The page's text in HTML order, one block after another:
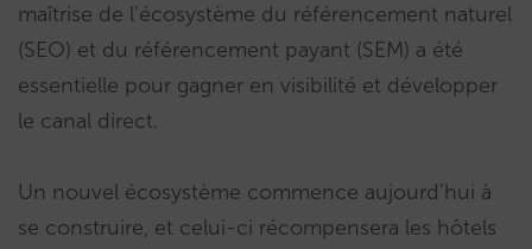
maîtrise de l’écosystème du référencement naturel
(SEO) et du référencement payant (SEM) a été
essentielle pour gagner en visibilité et développer
le canal direct.
Un nouvel écosystème commence aujourd’hui à
se construire, et celui-ci récompensera les hôtels